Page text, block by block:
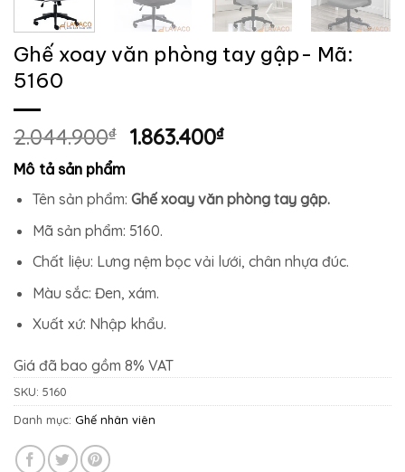
Ghế xoay văn phòng tay gập- Mã:
5160
2.044.900₫
Giá
2.044.900₫.
1.863.400₫Giá
là:
Mô tả sản phẩm
Tên sản phẩm: Ghế xoay văn phòng tay gập.
Mã sản phẩm: 5160.
Chất liệu: Lưng nệm bọc vải lưới, chân nhựa đúc.
Màu sắc: Đen, xám.
Xuất xứ: Nhập khẩu.
Giá đã bao gồm 8% VAT
SKU: 5160
Danh mục: Ghế nhân viên